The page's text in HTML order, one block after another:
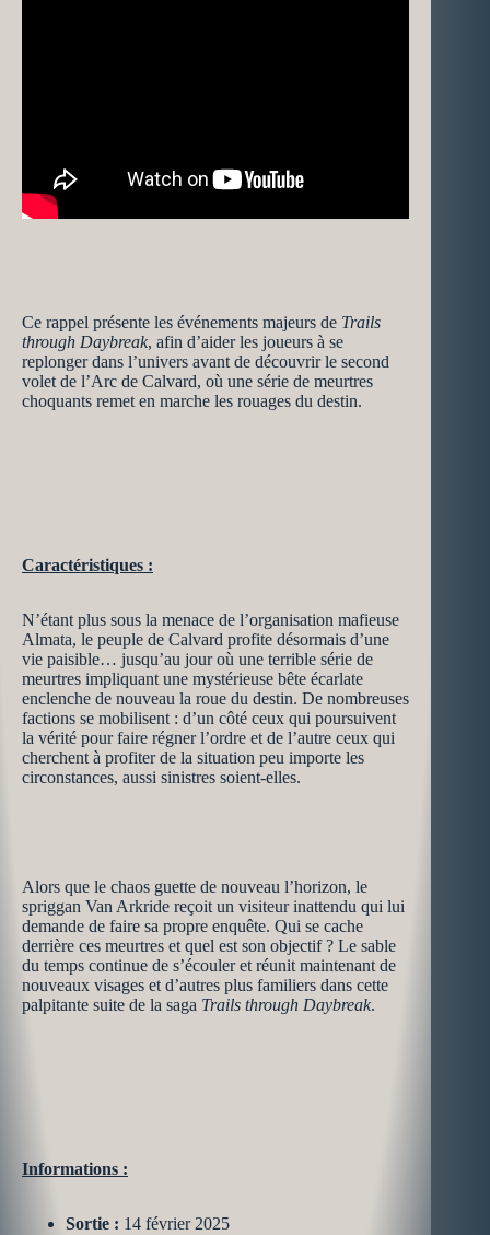
Ce rappel présente les événements majeurs de Trails
through Daybreak, afin d’aider les joueurs à se
replonger dans l’univers avant de découvrir le second
volet de l’Arc de Calvard, où une série de meurtres
choquants remet en marche les rouages du destin.
Caractéristiques :
N’étant plus sous la menace de l’organisation mafieuse
Almata, le peuple de Calvard profite désormais d’une
vie paisible… jusqu’au jour où une terrible série de
meurtres impliquant une mystérieuse bête écarlate
enclenche de nouveau la roue du destin. De nombreuses
factions se mobilisent : d’un côté ceux qui poursuivent
la vérité pour faire régner l’ordre et de l’autre ceux qui
cherchent à profiter de la situation peu importe les
circonstances, aussi sinistres soient-elles.
Alors que le chaos guette de nouveau l’horizon, le
spriggan Van Arkride reçoit un visiteur inattendu qui lui
demande de faire sa propre enquête. Qui se cache
derrière ces meurtres et quel est son objectif ? Le sable
du temps continue de s’écouler et réunit maintenant de
nouveaux visages et d’autres plus familiers dans cette
palpitante suite de la saga Trails through Daybreak.
Informations :
Sortie : 14 février 2025